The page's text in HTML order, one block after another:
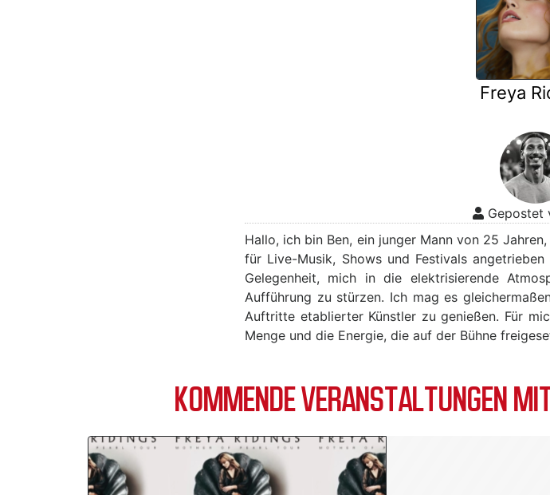
Freya
Gepostet
Hallo, ich bin Ben, ein junger Mann von 25
für Live-Musik, Shows und Festivals
Gelegenheit, mich in die elektrisierende
Aufführung zu stürzen. Ich mag es
Auftritte etablierter Künstler zu genießen. Für
Menge und die Energie, die auf der Bühne
KOMMENDE VERANSTALTUNGEN